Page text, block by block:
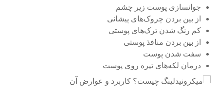
جوانسازی پوست زیر چشم
از بین بردن چروک‌های پیشانی
کم رنگ شدن ترک‌های پوستی
از بین بردن منافذ پوستی
سفت شدن پوست
درمان لکه‌های تیره روی پوست